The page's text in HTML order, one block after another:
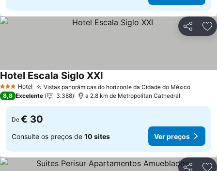
Partilhar
3 EstrelasHotel Vistas panorâmicas do horizonte da Cidade do MéxicoVer
Hotel Escala Siglo XXI
8,8 Excelente 3.388 a 2.8 km de Metropolitan Cathedral
De € 30
Consulte os preços de 10 sites Ver preços